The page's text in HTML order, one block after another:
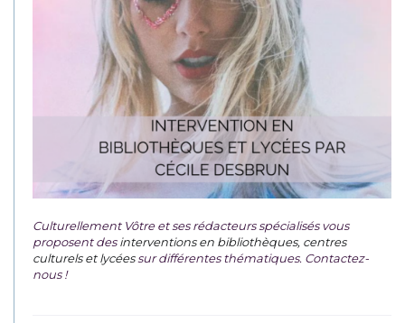
Culturellement Vôtre et ses rédacteurs spécialisés vous
proposent desinterventions en bibliothèques, centres
culturels et lycéessur différentes thématiques. Contactez-
nous !